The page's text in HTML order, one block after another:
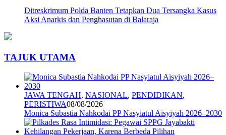
Ditreskrimum Polda Banten Tetapkan Dua Tersangka Kasus
Aksi Anarkis dan Penghasutan di Balaraja
TAJUK UTAMA
JAWA TENGAH, NASIONAL, PENDIDIKAN,
PERISTIWA08/08/2026
Monica Subastia Nahkodai PP Nasyiatul Aisyiyah 2026–2030